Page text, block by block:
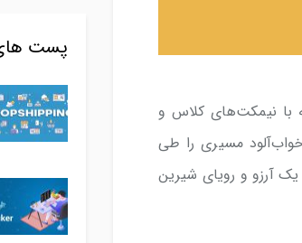
با نیمکت‌های کلاس و
مسیری را طی
یک آرزو و رویای شیرین
پست